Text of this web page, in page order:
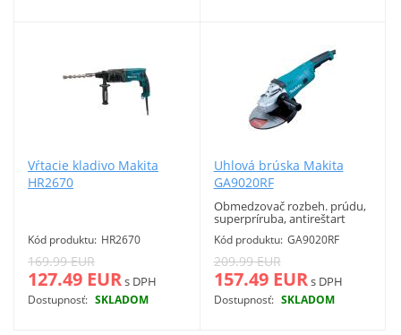
Vŕtacie kladivo Makita
HR2670
Kód produktu: HR2670
169.99 EUR
127.49 EURs DPH
Dostupnosť: SKLADOM
Viac info
Uhlová brúska Makita
GA9020RF
Obmedzovač rozbeh. prúdu,
superpríruba, antireštart
Kód produktu: GA9020RF
209.99 EUR
157.49 EURs DPH
Dostupnosť: SKLADOM
Viac info